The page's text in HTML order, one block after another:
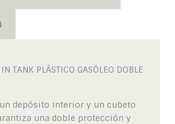
TANK PLÁSTICO GASÓLEO DOBLE
depósito interior y un cubeto
una doble protección y